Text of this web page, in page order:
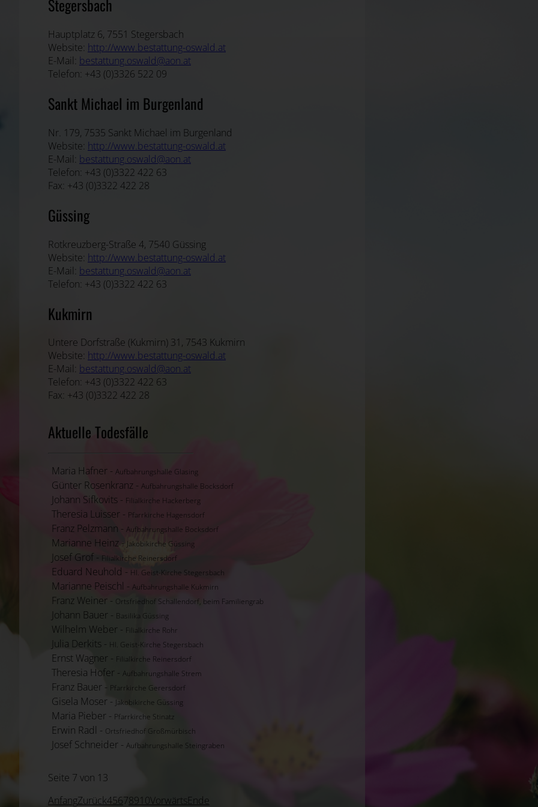
Stegersbach
Hauptplatz 6, 7551 Stegersbach
Website: http://www.bestattung-oswald.at
E-Mail: bestattung.oswald@aon.at
Telefon: +43 (0)3326 522 09
Sankt Michael im Burgenland
Nr. 179, 7535 Sankt Michael im Burgenland
Website: http://www.bestattung-oswald.at
E-Mail: bestattung.oswald@aon.at
Telefon: +43 (0)3322 422 63
Fax: +43 (0)3322 422 28
Güssing
Rotkreuzberg-Straße 4, 7540 Güssing
Website: http://www.bestattung-oswald.at
E-Mail: bestattung.oswald@aon.at
Telefon: +43 (0)3322 422 63
Kukmirn
Untere Dorfstraße (Kukmirn) 31, 7543 Kukmirn
Website: http://www.bestattung-oswald.at
E-Mail: bestattung.oswald@aon.at
Telefon: +43 (0)3322 422 63
Fax: +43 (0)3322 422 28
Aktuelle Todesfälle
Maria Hafner - Aufbahrungshalle Glasing
Günter Rosenkranz - Aufbahrungshalle Bocksdorf
Johann Sifkovits - Filialkirche Hackerberg
Theresia Luisser - Pfarrkirche Hagensdorf
Franz Pelzmann - Aufbahrungshalle Bocksdorf
Marianne Heinz - Jakobikirche Güssing
Josef Grof - Filialkirche Reinersdorf
Eduard Neuhold - Hl. Geist-Kirche Stegersbach
Marianne Peischl - Aufbahrungshalle Kukmirn
Franz Weiner - Ortsfriedhof Schallendorf, beim Familiengrab
Johann Bauer - Basilika Güssing
Wilhelm Weber - Filialkirche Rohr
Julia Derkits - Hl. Geist-Kirche Stegersbach
Ernst Wagner - Filialkirche Reinersdorf
Theresia Hofer - Aufbahrungshalle Strem
Franz Bauer - Pfarrkirche Gerersdorf
Gisela Moser - Jakobikirche Güssing
Maria Pieber - Pfarrkirche Stinatz
Erwin Radl - Ortsfriedhof Großmürbisch
Josef Schneider - Aufbahrungshalle Steingraben
Seite 7 von 13
AnfangZurück45678910VorwärtsEnde